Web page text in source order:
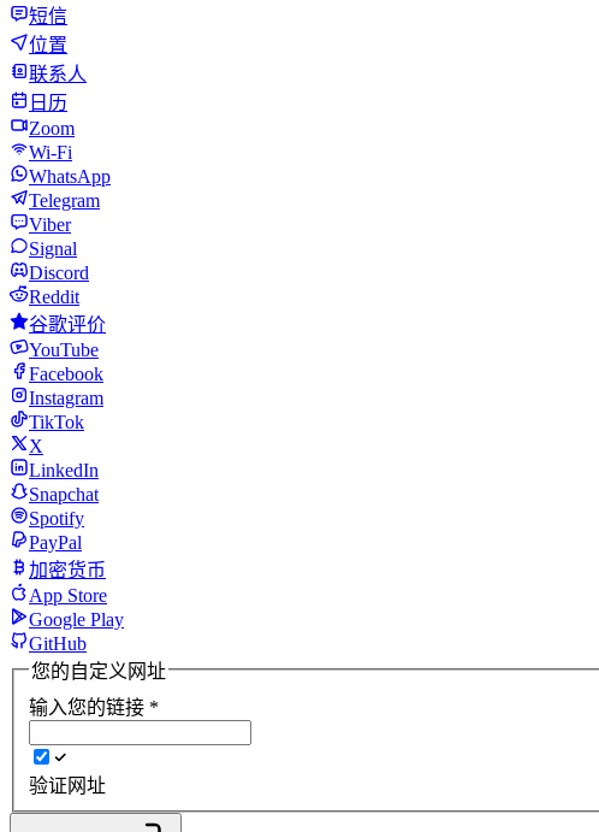
短信
位置
联系人
日历
Zoom
Wi-Fi
WhatsApp
Telegram
Viber
Signal
Discord
Reddit
谷歌评价
YouTube
Facebook
Instagram
TikTok
X
LinkedIn
Snapchat
Spotify
PayPal
加密货币
App Store
Google Play
GitHub
您的自定义网址
输入您的链接 *
验证网址